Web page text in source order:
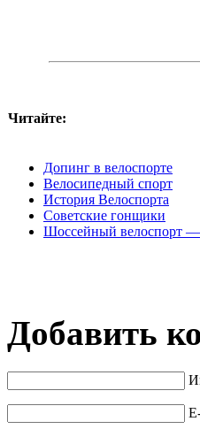
Читайте:
Допинг в велоспорте
Велосипедный спорт
История Велоспорта
Советские гонщики
Шоссейный велоспорт —
Добавить